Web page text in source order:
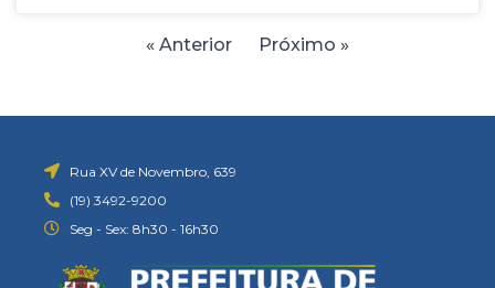
« Anterior Próximo »
Rua XV de Novembro, 639
(19) 3492-9200
Seg - Sex: 8h30 - 16h30